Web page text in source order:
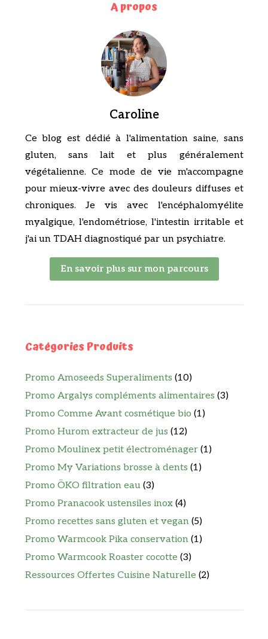
A propos
Caroline
Ce blog est dédié à l'alimentation saine, sans
gluten, sans lait et plus généralement
végétalienne. Ce mode de vie m'accompagne
pour mieux-vivre avec des douleurs diffuses et
chroniques. Je vis avec l'encéphalomyélite
myalgique, l'endométriose, l'intestin irritable et
j'ai un TDAH diagnostiqué par un psychiatre.
En savoir plus sur mon parcours
Catégories Produits
Promo Amoseeds Superaliments (10)
Promo Argalys compléments alimentaires (3)
Promo Comme Avant cosmétique bio (1)
Promo Hurom extracteur de jus (12)
Promo Moulinex petit électroménager (1)
Promo My Variations brosse à dents (1)
Promo ÖKO filtration eau (3)
Promo Pranacook ustensiles inox (4)
Promo recettes sans gluten et vegan (5)
Promo Warmcook Pika conservation (1)
Promo Warmcook Roaster cocotte (3)
Ressources Offertes Cuisine Naturelle (2)